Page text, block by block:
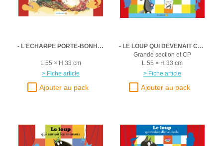
- L'ECHARPE PORTE-BONHEUR
L 55 × H 33 cm
> Fiche article
- LE LOUP QUI DEVENAIT CHEF DE LA FORET
Grande section et CP
L 55 × H 33 cm
> Fiche article